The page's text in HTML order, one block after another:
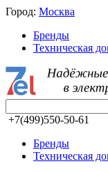
Город: Москва
Бренды
Техническая
+7(499)550-50-61
Бренды
Техническая